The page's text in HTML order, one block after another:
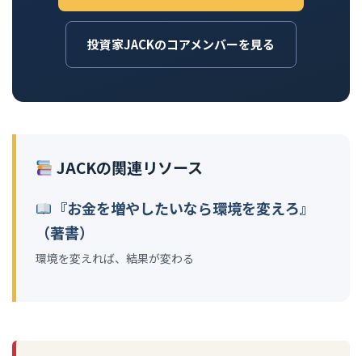
投資家JACKのコアメンバーを見る
JACKの関連リソース
『お金を増やしたいなら環境を変えろ』
（著書）
環境を変えれば、結果が変わる